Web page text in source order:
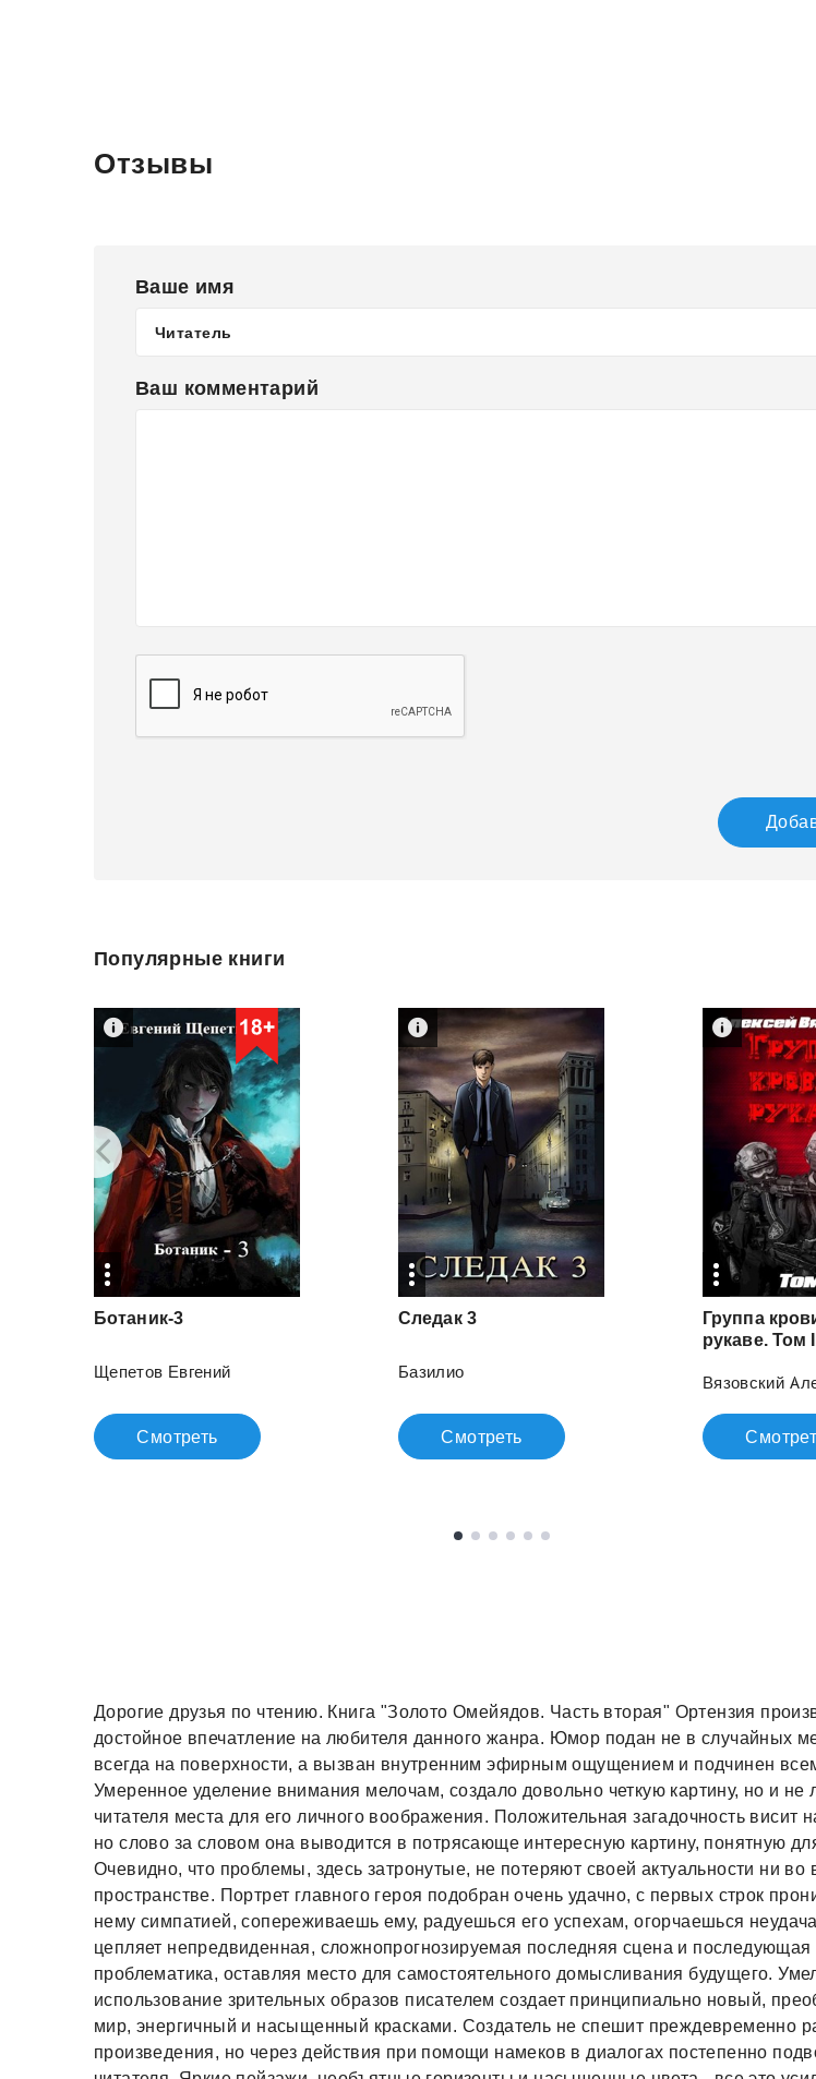
Отзывы
Ваше имя
Ваш комментарий
Популярные книги
Ботаник-3
Щепетов Евгений
Смотреть
Следак 3
Базилио
Смотреть
Группа
рукаве. Том II
Вязовский
Дорогие друзья по чтению. Книга "Золото Омейядов. Часть вторая" Ортензия
достойное впечатление на любителя данного жанра. Юмор подан не в случайных
всегда на поверхности, а вызван внутренним эфирным ощущением и подчинен
Умеренное уделение внимания мелочам, создало довольно четкую картину, но и не
читателя места для его личного воображения. Положительная загадочность висит
но слово за словом она выводится в потрясающе интересную картину, понятную
Очевидно, что проблемы, здесь затронутые, не потеряют своей актуальности ни во
пространстве. Портрет главного героя подобран очень удачно, с первых строк
нему симпатией, сопереживаешь ему, радуешься его успехам, огорчаешься
цепляет непредвиденная, сложнопрогнозируемая последняя сцена и последующая
проблематика, оставляя место для самостоятельного домысливания будущего.
использование зрительных образов писателем создает принципиально новый,
мир, энергичный и насыщенный красками. Создатель не спешит преждевременно
произведения, но через действия при помощи намеков в диалогах постепенно